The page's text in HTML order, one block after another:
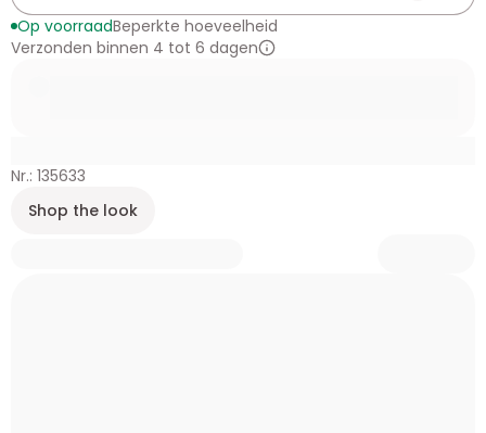
Op voorraadBeperkte hoeveelheid
Verzonden binnen 4 tot 6 dagen
Nr.: 135633
Shop the look